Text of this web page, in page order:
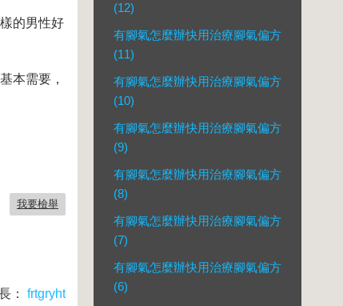
的男性好
本需要，
我要檢舉
：
frtgryht
(12)
有腳氣怎麼辦快用治療腳氣偏方
(11)
有腳氣怎麼辦快用治療腳氣偏方
(10)
有腳氣怎麼辦快用治療腳氣偏方
(9)
有腳氣怎麼辦快用治療腳氣偏方
(8)
有腳氣怎麼辦快用治療腳氣偏方
(7)
有腳氣怎麼辦快用治療腳氣偏方
(6)